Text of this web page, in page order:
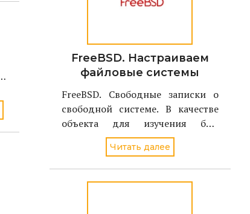
FreeBSD. Настраиваем
файловые системы
FreeBSD. Свободные записки о
свободной системе. В качестве
объекта для изучения был
избран однодисковый вариант
FreeBSD стабильной версии - 4.2
Читать далее